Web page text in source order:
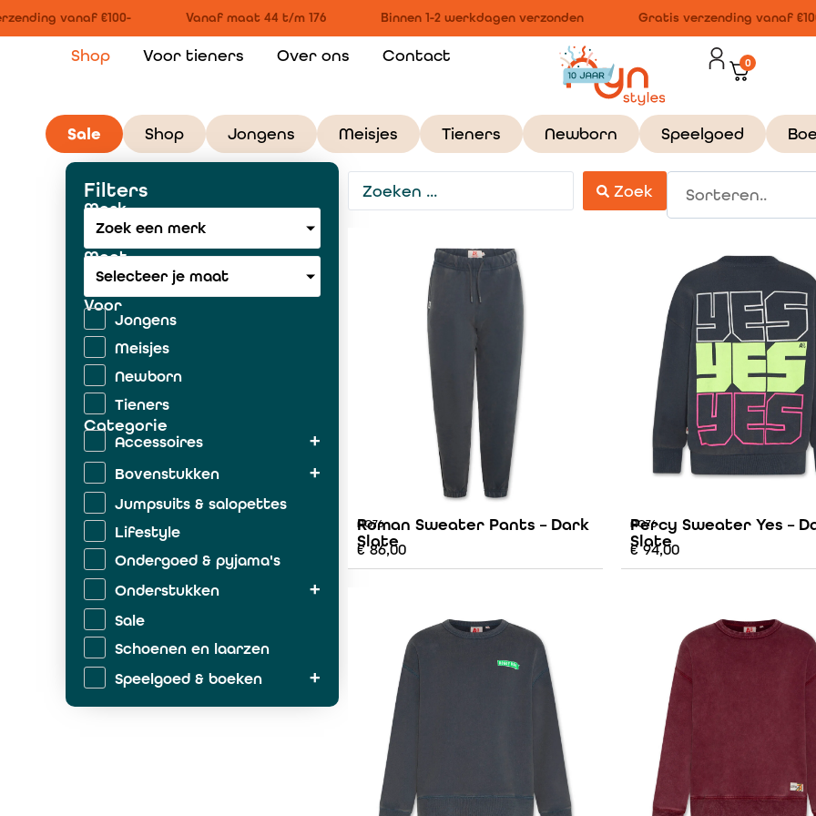
vanaf €100- Vanaf maat 44 t/m 176 Binnen 1-2 werkdagen verzonden Gratis verzending vanaf
Shop Voor tieners Over ons Contact 0
Sale Shop Jongens Meisjes Tieners Newborn Speelgoed
Filters
Merk
Zoek een merk
Maat
Selecteer je maat
Voor
Jongens
Meisjes
Newborn
Tieners
Categorie
Accessoires
Bovenstukken
Jumpsuits & salopettes
Lifestyle
Ondergoed & pyjama's
Onderstukken
Sale
Schoenen en laarzen
Speelgoed & boeken
Zwemkleding
Zoek
AO76
Roman Sweater Pants – Dark
Slate
€86,00
AO76
Percy Sweater Yes –
Slate
€94,00